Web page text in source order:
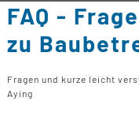
FAQ -
zu
Fragen und kurze leicht
Aying